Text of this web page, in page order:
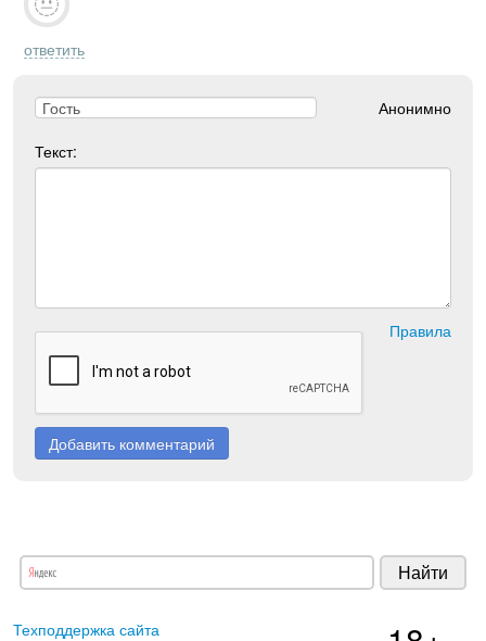
ответить
Анонимно
Текст:
Правила
Добавить комментарий
Техподдержка сайта